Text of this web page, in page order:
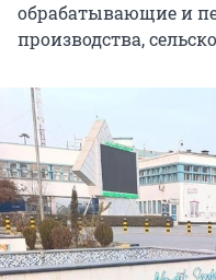
обрабатывающие и
производства,